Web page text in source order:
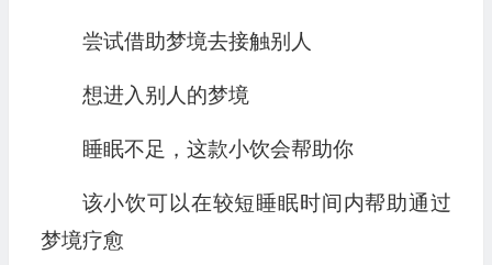
尝试借助梦境去接触别人
想进入别人的梦境
睡眠不足，这款小饮会帮助你
该小饮可以在较短睡眠时间内帮助通过
梦境疗愈